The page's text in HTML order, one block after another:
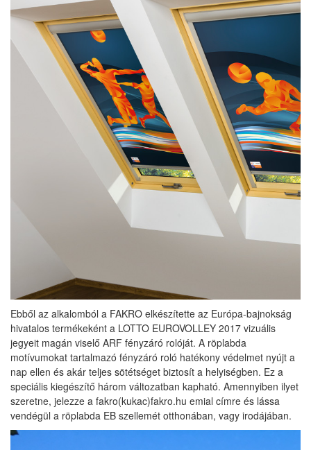
Ebből az alkalomból a FAKRO elkészítette az Európa-bajnokság
hivatalos termékeként a LOTTO EUROVOLLEY 2017 vizuális
jegyeit magán viselő ARF fényzáró rolóját. A röplabda
motívumokat tartalmazó fényzáró roló hatékony védelmet nyújt a
nap ellen és akár teljes sötétséget biztosít a helyiségben. Ez a
speciális kiegészítő három változatban kapható. Amennyiben ilyet
szeretne, jelezze a fakro(kukac)fakro.hu emial címre és lássa
vendégül a röplabda EB szellemét otthonában, vagy irodájában.